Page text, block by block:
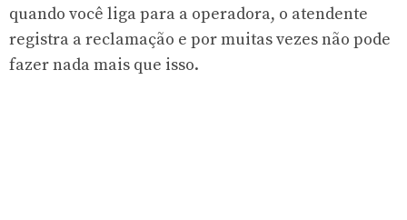
quando você liga para a operadora, o atendente
registra a reclamação e por muitas vezes não pode
fazer nada mais que isso.